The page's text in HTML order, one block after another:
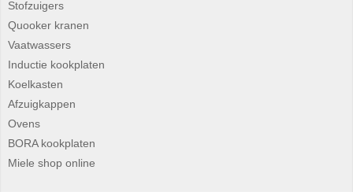
Stofzuigers
Quooker kranen
Vaatwassers
Inductie kookplaten
Koelkasten
Afzuigkappen
Ovens
BORA kookplaten
Miele shop online